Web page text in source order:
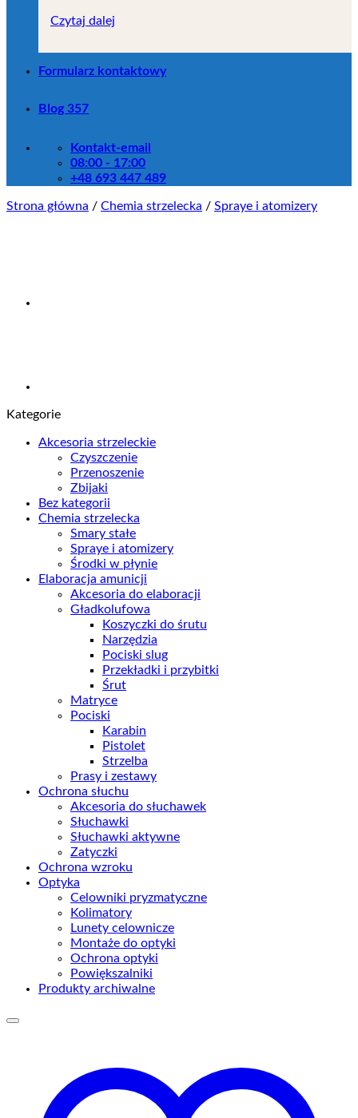
Czytaj dalej
Formularz kontaktowy
Blog 357
Kontakt-email
08:00 - 17:00
+48 693 447 489
Strona główna / Chemia strzelecka / Spraye i atomizery
Kategorie
Akcesoria strzeleckie
Czyszczenie
Przenoszenie
Zbijaki
Bez kategorii
Chemia strzelecka
Smary stałe
Spraye i atomizery
Środki w płynie
Elaboracja amunicji
Akcesoria do elaboracji
Gładkolufowa
Koszyczki do śrutu
Narzędzia
Pociski slug
Przekładki i przybitki
Śrut
Matryce
Pociski
Karabin
Pistolet
Strzelba
Prasy i zestawy
Ochrona słuchu
Akcesoria do słuchawek
Słuchawki
Słuchawki aktywne
Zatyczki
Ochrona wzroku
Optyka
Celowniki pryzmatyczne
Kolimatory
Lunety celownicze
Montaże do optyki
Ochrona optyki
Powiększalniki
Produkty archiwalne